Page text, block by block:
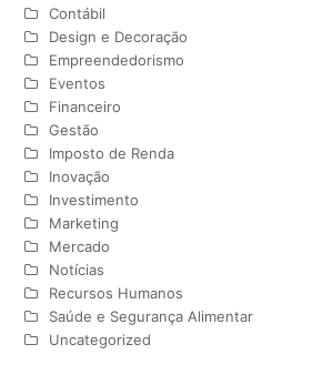
Contábil
Design e Decoração
Empreendedorismo
Eventos
Financeiro
Gestão
Imposto de Renda
Inovação
Investimento
Marketing
Mercado
Notícias
Recursos Humanos
Saúde e Segurança Alimentar
Uncategorized